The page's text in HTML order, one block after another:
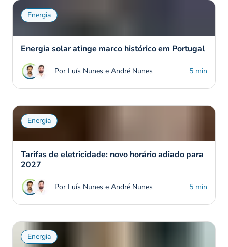
Energia
Energia solar atinge marco histórico em Portugal
Por Luís Nunes e André Nunes 5 min
Energia
Tarifas de eletricidade: novo horário adiado para
2027
Por Luís Nunes e André Nunes 5 min
Energia